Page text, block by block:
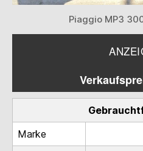
Piaggio MP3
Marke